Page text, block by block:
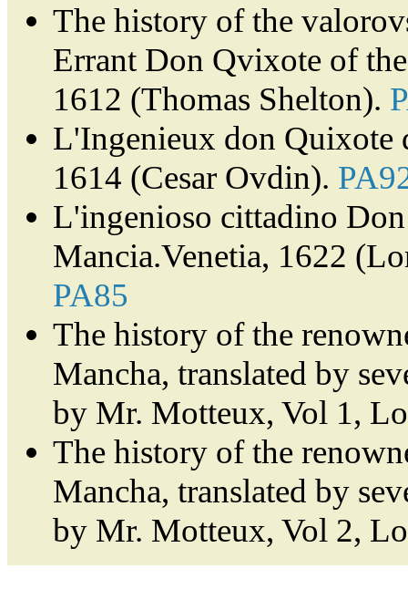
The history of the
Errant Don Qvixote of
1612 (Thomas Shelton).
L'Ingenieux don Quixote
1614 (Cesar Ovdin).
L'ingenioso cittadino
Mancia.Venetia, 1622
PA85
The history of the
Mancha, translated by
by Mr. Motteux, Vol 1,
The history of the
Mancha, translated by
by Mr. Motteux, Vol 2,